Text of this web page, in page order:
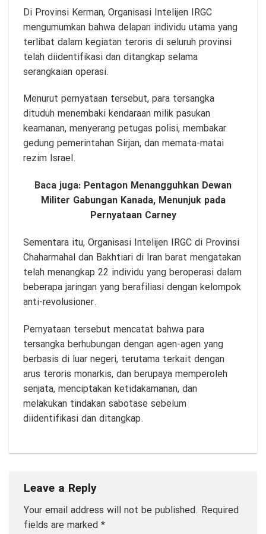
Di Provinsi Kerman, Organisasi Intelijen IRGC
mengumumkan bahwa delapan individu utama yang
terlibat dalam kegiatan teroris di seluruh provinsi
telah diidentifikasi dan ditangkap selama
serangkaian operasi.
Menurut pernyataan tersebut, para tersangka
dituduh menembaki kendaraan milik pasukan
keamanan, menyerang petugas polisi, membakar
gedung pemerintahan Sirjan, dan memata-matai
rezim Israel.
Baca juga: Pentagon Menangguhkan Dewan
Militer Gabungan Kanada, Menunjuk pada
Pernyataan Carney
Sementara itu, Organisasi Intelijen IRGC di Provinsi
Chaharmahal dan Bakhtiari di Iran barat mengatakan
telah menangkap 22 individu yang beroperasi dalam
beberapa jaringan yang berafiliasi dengan kelompok
anti-revolusioner.
Pernyataan tersebut mencatat bahwa para
tersangka berhubungan dengan agen-agen yang
berbasis di luar negeri, terutama terkait dengan
arus teroris monarkis, dan berupaya memperoleh
senjata, menciptakan ketidakamanan, dan
melakukan tindakan sabotase sebelum
diidentifikasi dan ditangkap.
Leave a Reply
Your email address will not be published. Required
fields are marked *